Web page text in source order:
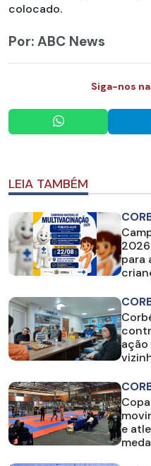
colocado.
Por: ABC News
Siga-nos
LEIA TAMBÉM
para
e